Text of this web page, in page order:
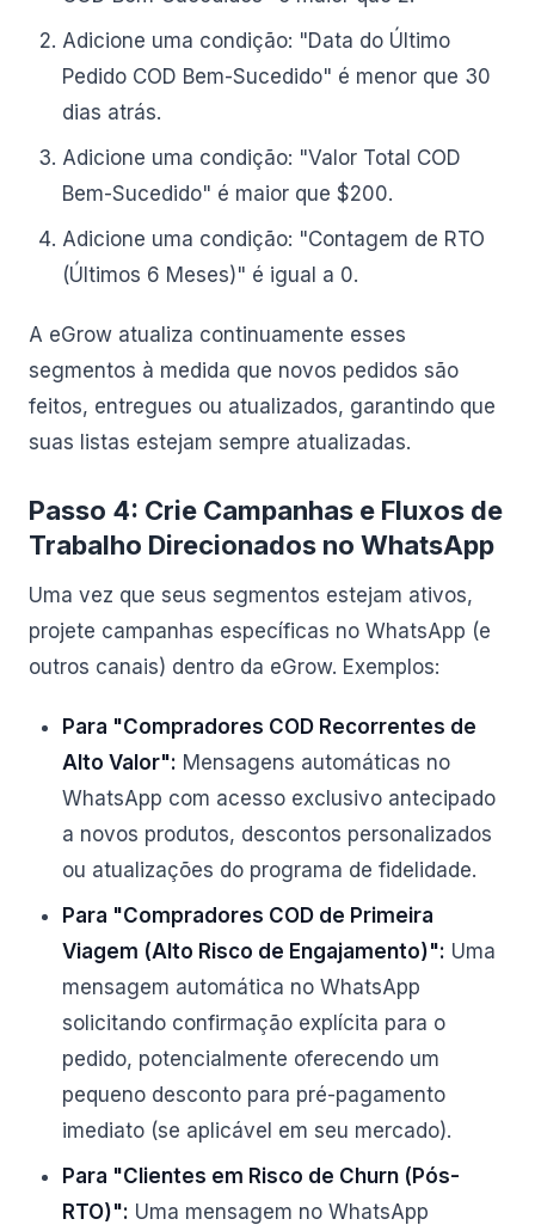
Adicione uma condição: "Data do Último
Pedido COD Bem-Sucedido" é menor que 30
dias atrás.
Adicione uma condição: "Valor Total COD
Bem-Sucedido" é maior que $200.
Adicione uma condição: "Contagem de RTO
(Últimos 6 Meses)" é igual a 0.
A eGrow atualiza continuamente esses
segmentos à medida que novos pedidos são
feitos, entregues ou atualizados, garantindo que
suas listas estejam sempre atualizadas.
Passo 4: Crie Campanhas e Fluxos de
Trabalho Direcionados no WhatsApp
Uma vez que seus segmentos estejam ativos,
projete campanhas específicas no WhatsApp (e
outros canais) dentro da eGrow. Exemplos:
Para "Compradores COD Recorrentes de
Alto Valor": Mensagens automáticas no
WhatsApp com acesso exclusivo antecipado
a novos produtos, descontos personalizados
ou atualizações do programa de fidelidade.
Para "Compradores COD de Primeira
Viagem (Alto Risco de Engajamento)": Uma
mensagem automática no WhatsApp
solicitando confirmação explícita para o
pedido, potencialmente oferecendo um
pequeno desconto para pré-pagamento
imediato (se aplicável em seu mercado).
Para "Clientes em Risco de Churn (Pós-
RTO)": Uma mensagem no WhatsApp